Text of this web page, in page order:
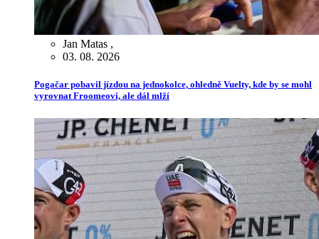
Jan Matas ,
03. 08. 2026
Pogačar pobavil jízdou na jednokolce, ohledně Vuelty, kde by se mohl
vyrovnat Froomeovi, ale dál mlží